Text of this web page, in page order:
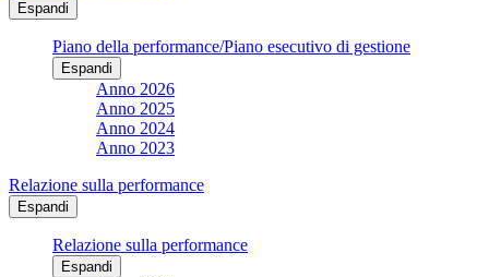
Espandi
Piano della performance/Piano esecutivo di gestione
Espandi
Anno 2026
Anno 2025
Anno 2024
Anno 2023
Relazione sulla performance
Espandi
Relazione sulla performance
Espandi